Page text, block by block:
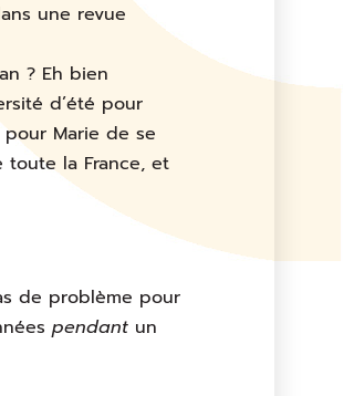
une revue
? Eh bien
d’été pour
pour Marie de se
toute la France, et
de problème pour
pendant un